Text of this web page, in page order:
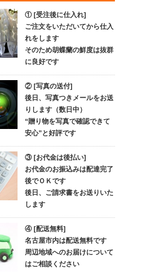
① [受注後に仕入れ]
ご注文をいただいてから仕入
れをします
そのため胡蝶蘭の鮮度は抜群
に良好です
② [写真の送付]
後日、写真つきメールをお送
りします（数日中）
“贈り物を写真で確認できて
安心”と好評です
③ [お代金は後払い]
お代金のお振込みは配達完了
後でＯＫです
後日、ご請求書をお送りいた
します
④ [配送無料]
名古屋市内は配送無料です
周辺地域へのお届けについて
はご相談ください